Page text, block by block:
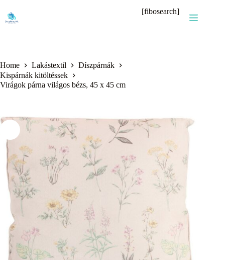
content
[fibosearch]
Home Lakástextil
Díszpárnák
Kispárnák kitöltéssek
Virágok párna világos bézs, 45 x 45 cm